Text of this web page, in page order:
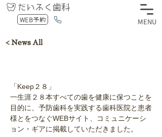
WEB予約 MENU
< News All
「Keep２８」
一生涯２８本すべての歯を健康に保つことを
目的に、予防歯科を実践する歯科医院と患者
様とをつなぐWEBサイト、コミュニケーシ
ョン・ギアに掲載していただきました。